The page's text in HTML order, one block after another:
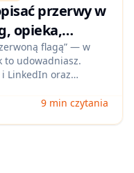
przerwy w
opieka,
i przejść
flagą” — w
to udowadniasz.
i LinkedIn oraz
zwiększyć liczbę
9 min czytania